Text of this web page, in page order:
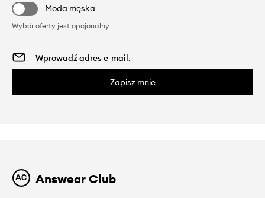
Moda męska
Wybór oferty jest opcjonalny
Zapisz mnie
Answear Club